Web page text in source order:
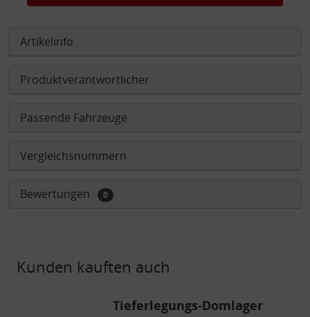
Artikelinfo
Produktverantwortlicher
Passende Fahrzeuge
Vergleichsnummern
Bewertungen 0
Kunden kauften auch
Tieferlegungs-Domlager